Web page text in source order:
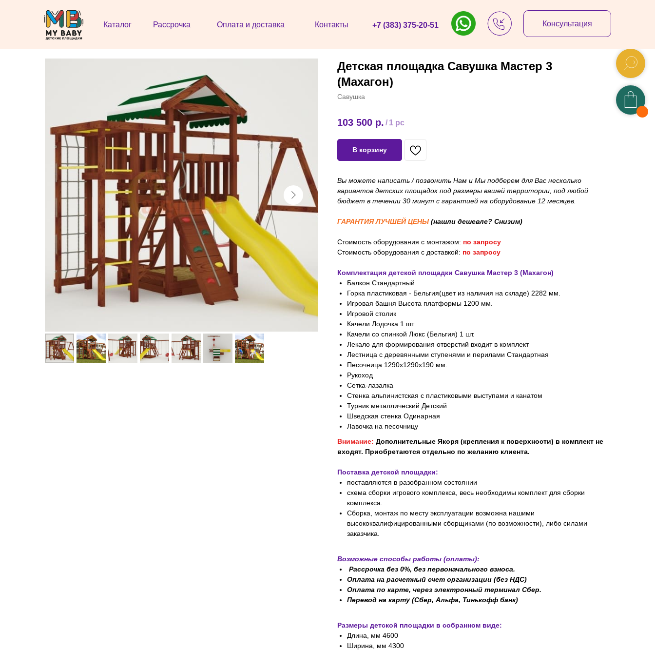
Консультация
Каталог Рассрочка Оплата и доставка Контакты +7 (383) 375-20-51
Детская площадка Савушка Мастер 3
(Махагон)
Савушка
103 500 р. / 1 pc
В корзину
Вы можете написать / позвонить Нам и Мы подберем для Вас несколько
вариантов детских площадок под размеры вашей территории, под любой
бюджет в течении 30 минут с гарантией на оборудование 12 месяцев.
ГАРАНТИЯ ЛУЧШЕЙ ЦЕНЫ(нашли дешевле? Снизим)
Стоимость оборудования с монтажом: по запросу
Стоимость оборудования с доставкой: по запросу
Комплектация детской площадки Савушка Мастер 3 (Махагон)
Балкон Стандартный
Горка пластиковая - Бельгия(цвет из наличия на складе) 2282 мм.
Игровая башня Высота платформы 1200 мм.
Игровой столик
Качели Лодочка 1 шт.
Качели со спинкой Люкс (Бельгия) 1 шт.
Лекало для формирования отверстий входит в комплект
Лестница с деревянными ступенями и перилами Стандартная
Песочница 1290х1290х190 мм.
Рукоход
Сетка-лазалка
Стенка альпинистская с пластиковыми выступами и канатом
Турник металлический Детский
Шведская стенка Одинарная
Лавочка на песочницу
Внимание: Дополнительные Якоря (крепления к поверхности) в комплект не
входят. Приобретаются отдельно по желанию клиента.
Поставка детской площадки:
поставляются в разобранном состоянии
схема сборки игрового комплекса, весь необходимы комплект для сборки
комплекса.
Сборка, монтаж по месту эксплуатации возможна нашими
высококвалифицированными сборщиками (по возможности), либо силами
заказчика.
Возможные способы работы (оплаты):
Рассрочка без 0%, без первоначального взноса.
Оплата на расчетный счет организации (без НДС)
Оплата по карте, через электронный терминал Сбер.
Перевод на карту (Сбер, Альфа, Тинькофф банк)
Размеры детской площадки в собранном виде:
Длина, мм 4600
Ширина, мм 4300